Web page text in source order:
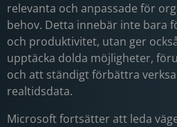
relevanta och anpassade för
behov. Detta innebär inte bara
och produktivitet, utan ger
upptäcka dolda möjligheter,
och att ständigt förbättra
realtidsdata.
Microsoft fortsätter att leda